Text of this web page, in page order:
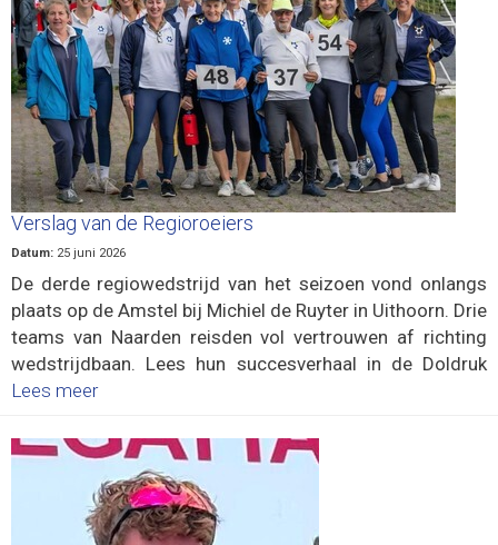
Verslag van de Regioroeiers
Datum: 25 juni 2026
De derde regiowedstrijd van het seizoen vond onlangs
plaats op de Amstel bij Michiel de Ruyter in Uithoorn. Drie
teams van Naarden reisden vol vertrouwen af richting
wedstrijdbaan. Lees hun succesverhaal in de Doldruk
Lees meer